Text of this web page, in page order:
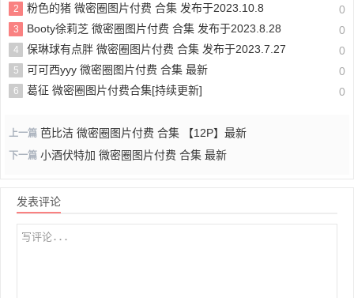
2 粉色的猪 微密圈图片付费 合集 发布于2023.10.8 0
3 Booty徐莉芝 微密圈图片付费 合集 发布于2023.8.28 0
4 保琳球有点胖 微密圈图片付费 合集 发布于2023.7.27 0
5 可可西yyy 微密圈图片付费 合集 最新 0
6 葛征 微密圈图片付费合集[持续更新] 0
上一篇 芭比洁 微密圈图片付费 合集 【12P】最新
下一篇 小酒伏特加 微密圈图片付费 合集 最新
发表评论